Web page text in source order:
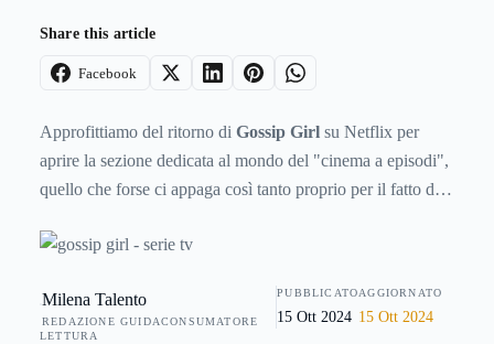
Share this article
Facebook
Approfittiamo del ritorno di Gossip Girl su Netflix per
aprire la sezione dedicata al mondo del "cinema a episodi",
quello che forse ci appaga così tanto proprio per il fatto di
quaranta minuti, rendendoci più semplice trovare il tempo
smettere di fare clic su prossimo episodio per la curiosità di
sapere, sentendo la sicurezza che pure maratonando
Milena Talento
REDAZIONE GUIDACONSUMATORE
PUBBLICATO
15 Ott 2024
AGGIORNATO
15 Ott 2024
LETTURA